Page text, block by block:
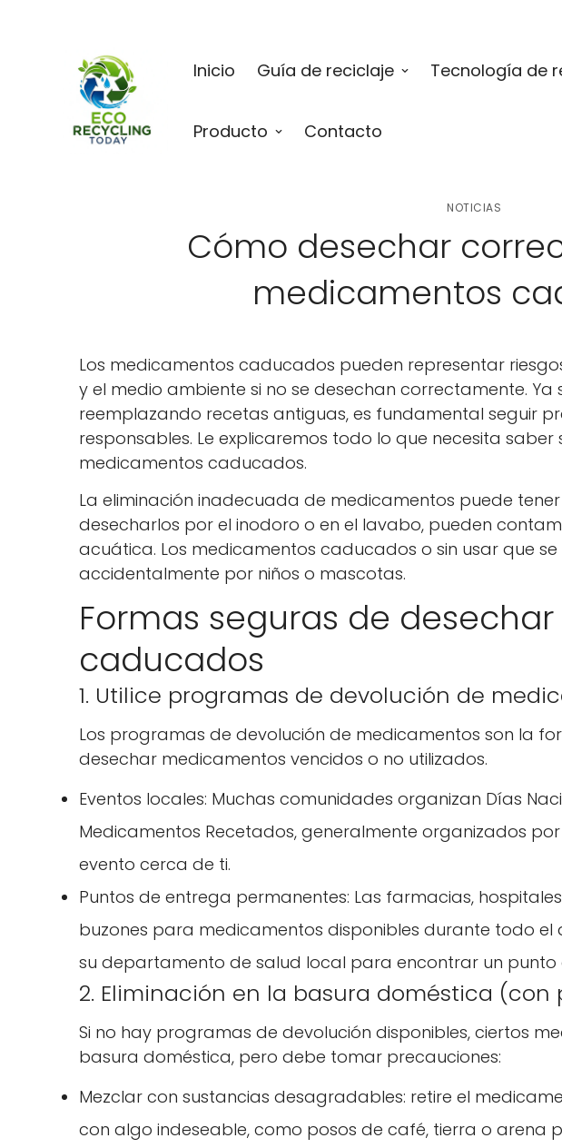
Inicio Guía de reciclaje Tecnología de
Producto Contacto
NOTICIAS
Cómo desechar
medicamentos
Los medicamentos caducados pueden representar
y el medio ambiente si no se desechan correctamente.
reemplazando recetas antiguas, es fundamental seguir
responsables. Le explicaremos todo lo que necesita
medicamentos caducados.
La eliminación inadecuada de medicamentos puede
desecharlos por el inodoro o en el lavabo, pueden
acuática. Los medicamentos caducados o sin usar que
accidentalmente por niños o mascotas.
Formas seguras de
caducados
1. Utilice programas de devolución de
Los programas de devolución de medicamentos son la
desechar medicamentos vencidos o no utilizados.
Eventos locales: Muchas comunidades organizan Días
Medicamentos Recetados, generalmente organizados por
evento cerca de ti.
Puntos de entrega permanentes: Las farmacias,
buzones para medicamentos disponibles durante todo el
su departamento de salud local para encontrar un punto
2. Eliminación en la basura doméstica (con
Si no hay programas de devolución disponibles, ciertos
basura doméstica, pero debe tomar precauciones:
Mezclar con sustancias desagradables: retire el
con algo indeseable, como posos de café, tierra o arena